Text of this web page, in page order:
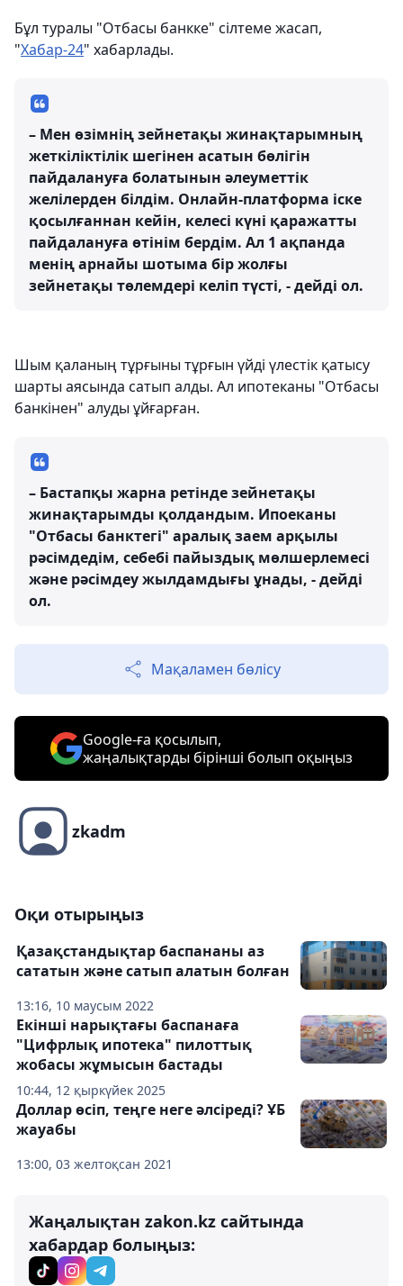
Бұл туралы "Отбасы банкке" сілтеме жасап,
"Хабар-24" хабарлады.
– Мен өзімнің зейнетақы жинақтарымның
жеткіліктілік шегінен асатын бөлігін
пайдалануға болатынын әлеуметтік
желілерден білдім. Онлайн-платформа іске
қосылғаннан кейін, келесі күні қаражатты
пайдалануға өтінім бердім. Ал 1 ақпанда
менің арнайы шотыма бір жолғы
зейнетақы төлемдері келіп түсті, - дейді ол.
Шым қаланың тұрғыны тұрғын үйді үлестік қатысу
шарты аясында сатып алды. Ал ипотеканы "Отбасы
банкінен" алуды ұйғарған.
– Бастапқы жарна ретінде зейнетақы
жинақтарымды қолдандым. Ипоеканы
"Отбасы банктегі" аралық заем арқылы
рәсімдедім, себебі пайыздық мөлшерлемесі
және рәсімдеу жылдамдығы ұнады, - дейді
ол.
Мақаламен бөлісу
Google-ға қосылып,
жаңалықтарды бірінші болып оқыңыз
zkadm
Оқи отырыңыз
13:16, 10 маусым 2022
Қазақстандықтар баспананы аз
сататын және сатып алатын болған
10:44, 12 қыркүйек 2025
Екінші нарықтағы баспанаға
"Цифрлық ипотека" пилоттық
жобасы жұмысын бастады
13:00, 03 желтоқсан 2021
Доллар өсіп, теңге неге әлсіреді? ҰБ
жауабы
Жаңалықтан zakon.kz сайтында
хабардар болыңыз: